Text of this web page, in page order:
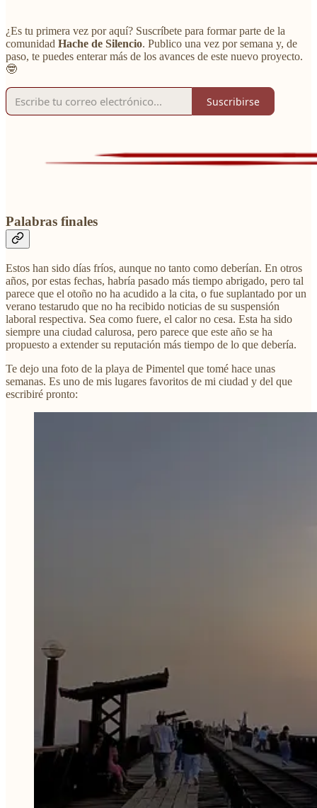
¿Es tu primera vez por aquí? Suscríbete para formar parte de la
comunidad Hache de Silencio. Publico una vez por semana y, de
paso, te puedes enterar más de los avances de este nuevo proyecto.
🤓
Suscribirse
Palabras finales
Estos han sido días fríos, aunque no tanto como deberían. En otros
años, por estas fechas, habría pasado más tiempo abrigado, pero tal
parece que el otoño no ha acudido a la cita, o fue suplantado por un
verano testarudo que no ha recibido noticias de su suspensión
laboral respectiva. Sea como fuere, el calor no cesa. Esta ha sido
siempre una ciudad calurosa, pero parece que este año se ha
propuesto a extender su reputación más tiempo de lo que debería.
Te dejo una foto de la playa de Pimentel que tomé hace unas
semanas. Es uno de mis lugares favoritos de mi ciudad y del que
escribiré pronto: